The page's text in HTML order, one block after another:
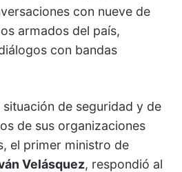
con nueve de
armados del país,
con bandas
de seguridad y de
de sus organizaciones
el primer ministro de
Velásquez, respondió al